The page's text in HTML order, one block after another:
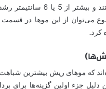
سینه اغلب فر هستند و بیشتر از
می‌توان از این موها در
کرد.
که موهای ریش بیشترین
دلیل جزء اولین گزینه‌ها برای